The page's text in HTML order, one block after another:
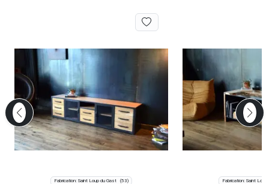
Fabrication: Saint Loup du Gast (53) Fabrication: Saint Loup